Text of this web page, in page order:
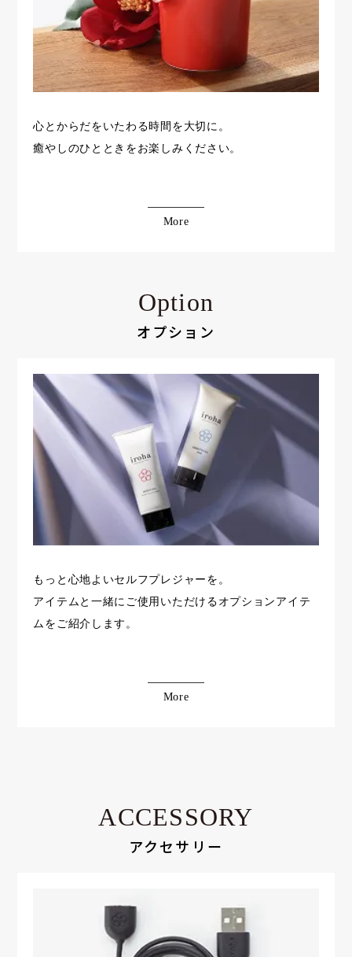
心とからだをいたわる時間を大切に。
癒やしのひとときをお楽しみください。
More
Option
オプション
もっと心地よいセルフプレジャーを。
アイテムと一緒にご使用いただけるオプションアイテ
ムをご紹介します。
More
ACCESSORY
アクセサリー